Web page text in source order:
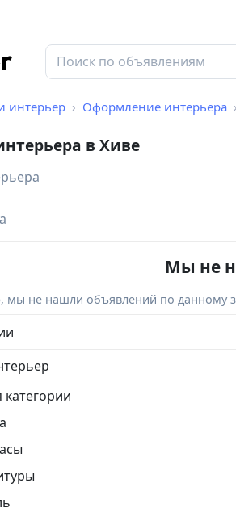
интерьер Оформление интерьера
в Хиве
Мы не
не нашли объявлений по данному